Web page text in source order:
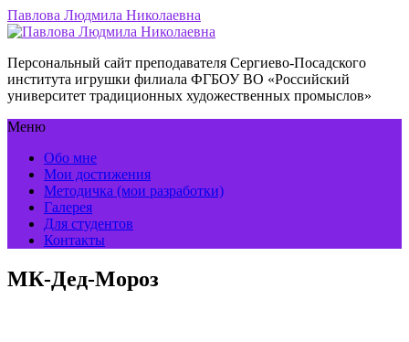
Павлова Людмила Николаевна
Персональный сайт преподавателя Сергиево-Посадского
института игрушки филиала ФГБОУ ВО «Российский
университет традиционных художественных промыслов»
Меню
Обо мне
Мои достижения
Методичка (мои разработки)
Галерея
Для студентов
Контакты
МК-Дед-Мороз